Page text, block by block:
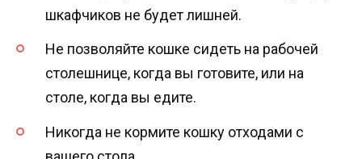
шкафчиков не будет лишней.
Не позволяйте кошке сидеть на рабочей
столешнице, когда вы готовите, или на
столе, когда вы едите.
Никогда не кормите кошку отходами с